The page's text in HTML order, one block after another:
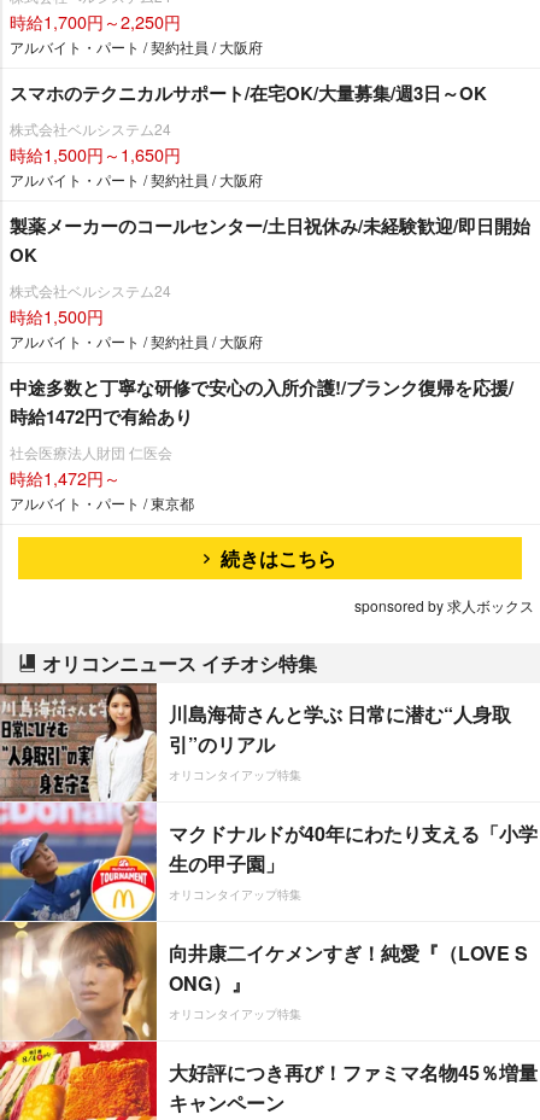
時給1,700円～2,250円
アルバイト・パート / 契約社員 / 大阪府
スマホのテクニカルサポート/在宅OK/大量募集/週3日～OK
株式会社ベルシステム24
時給1,500円～1,650円
アルバイト・パート / 契約社員 / 大阪府
製薬メーカーのコールセンター/土日祝休み/未経験歓迎/即日開始
OK
株式会社ベルシステム24
時給1,500円
アルバイト・パート / 契約社員 / 大阪府
中途多数と丁寧な研修で安心の入所介護!/ブランク復帰を応援/
時給1472円で有給あり
社会医療法人財団 仁医会
時給1,472円～
アルバイト・パート / 東京都
続きはこちら
sponsored by 求人ボックス
オリコンニュース イチオシ特集
川島海荷さんと学ぶ 日常に潜む“人身取
引”のリアル
オリコンタイアップ特集
マクドナルドが40年にわたり支える「小学
生の甲子園」
オリコンタイアップ特集
向井康二イケメンすぎ！純愛『（LOVE S
ONG）』
オリコンタイアップ特集
大好評につき再び！ファミマ名物45％増量
キャンペーン